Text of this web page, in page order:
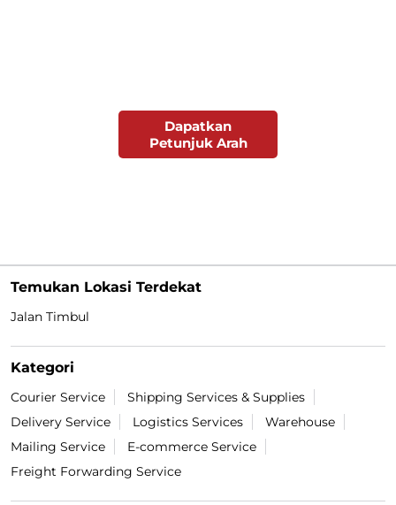
Dapatkan
Petunjuk Arah
Temukan Lokasi Terdekat
Jalan Timbul
Kategori
Courier Service
Shipping Services & Supplies
Delivery Service
Logistics Services
Warehouse
Mailing Service
E-commerce Service
Freight Forwarding Service